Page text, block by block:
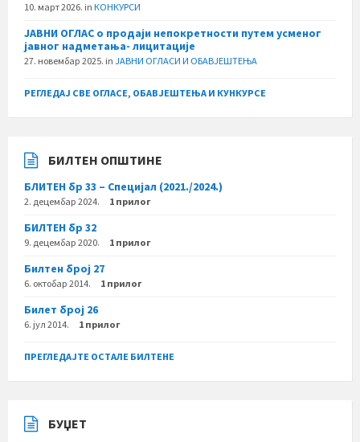
10. март 2026. in КОНКУРСИ
ЈАВНИ ОГЛАС о продаји непокретности путем усменог
јавног надметања- лицитације
27. новембар 2025. in ЈАВНИ ОГЛАСИ И ОБАВЈЕШТЕЊА
РЕГЛЕДАЈ СВЕ ОГЛАСЕ, ОБАВЈЕШТЕЊА И КУНКУРСЕ
БИЛТЕН ОПШТИНЕ
БЛИТЕН бр 33 – Специјал (2021./2024.)
2. децембар 2024. 1 прилог
БИЛТЕН бр 32
9. децембар 2020. 1 прилог
Билтен број 27
6. октобар 2014. 1 прилог
Билет број 26
6. јул 2014. 1 прилог
ПРЕГЛЕДАЈТЕ ОСТАЛЕ БИЛТЕНЕ
БУЏЕТ